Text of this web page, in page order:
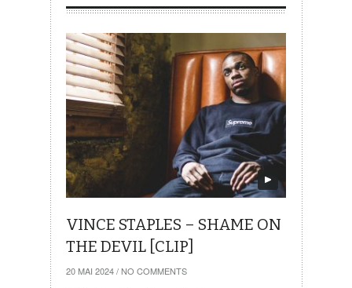
VINCE STAPLES – SHAME ON
THE DEVIL [CLIP]
20 MAI 2024 / NO COMMENTS